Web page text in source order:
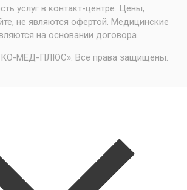
услуг в контакт-центре. Цены,
не являются офертой. Медицинские
на основании договора.
МЕД-ПЛЮС». Все права защищены.